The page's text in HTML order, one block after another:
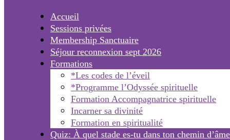
Accueil
Sessions privées
Membership Sanctuaire
Séjour reconnexion sept 2026
Formations
*Les codes de l’éveil
*Programme l’Odyssée spirituelle
Formation Accompagnatrice spirituelle
Incarner sa divinité
Formation en spiritualité
Quiz: À quel stade es-tu dans ton chemin